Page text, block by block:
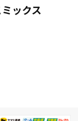
ックス